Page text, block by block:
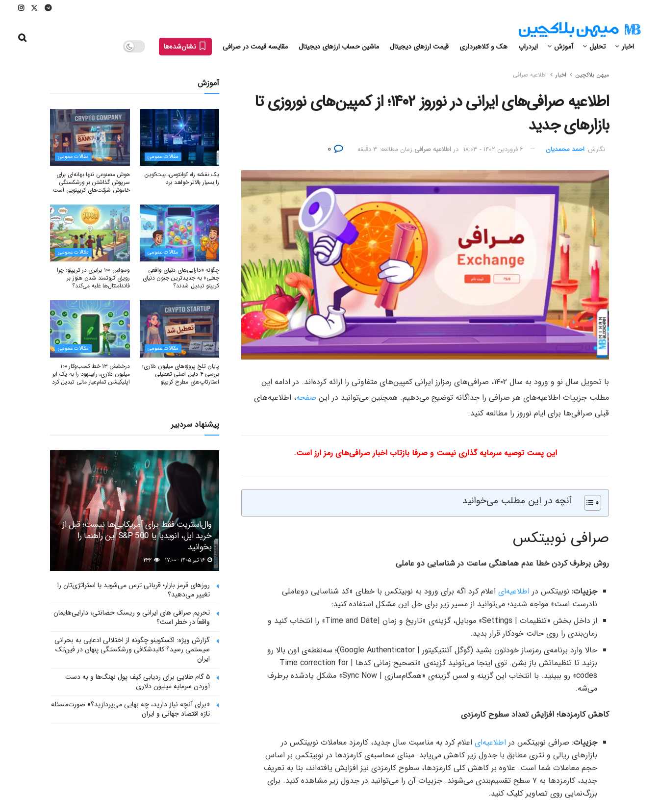
اخبار تحلیل آموزش ایردراپ هک و کلاهبرداری قیمت ارزهای دیجیتال ماشین حساب ارزهای دیجیتال مقایسه قیمت در صرافی نشان‌شده‌ها
میهن بلاکچین اخبار اطلاعیه صرافی
اطلاعیه صرافی‌های ایرانی در نوروز ۱۴۰۲؛ از کمپین‌های نوروزی تا
بازارهای جدید
نگارش:‌ احمد محمدیان ۶ فروردین ۱۴۰۲ - ۱۸:۰۳ در اطلاعیه صرافی زمان مطالعه: ۳ دقیقه
با تحویل سال نو و ورود به سال ۱۴۰۲، صرافی‌های رمزارز ایرانی کمپین‌های متفاوتی را ارائه کرده‌اند. در ادامه این
مطلب جزییات اطلاعیه‌های هر صرافی را جداگانه توضیح می‌دهیم. همچنین می‌توانید در این صفحه، اطلاعیه‌های
قبلی صرافی‌ها برای ایام نوروز را مطالعه کنید.
این پست توصیه سرمایه گذاری نیست و صرفا بازتاب اخبار صرافی‌های رمز ارز است.
آنچه در این مطلب می‌خوانید
صرافی نوبیتکس
روش برطرف کردن خطا عدم هماهنگی ساعت در شناسایی دو عاملی
جزییات: نوبیتکس در اطلاعیه‌ای اعلام کرد اگه برای ورود به نوبیتکس با خطای «کد شناسایی دوعاملی
نادرست است» مواجه شدید؛ می‌توانید از مسیر زیر برای حل این مشکل استفاده کنید:
از داخل بخش «تنظیمات |‌ Settings» موبایل، گزینه‌ی «تاریخ و زمان |‌‌Time and Date» را انتخاب کنید و
زمان‌بندی را روی حالت خودکار قرار بدید.
حالا وارد برنامه‌ی رمزساز خودتون بشید‌ (گوگل آتنتیکیتور | Google Authenticator)؛ سه‌‌نقطه‌ی اون بالا رو
بزنید تا تنظیماتش باز بشن. توی اینجا می‌تونید گزینه‌ی «تصحیح زمانی کدها | Time correction for
codes» رو ببینید. با انتخاب این گزینه و لمس گزینه‌ی «همگام‌سازی | Sync Now» مشکل یادشده برطرف
می‌شه.
کاهش کارمزدها؛ افزایش تعداد سطوح کارمزدی
جزییات: صرافی نوبیتکس در اطلاعیه‌ای اعلام کرد به مناسبت سال جدید، کارمزد معاملات نوبیتکس در
بازارهای ریالی و تتری مطابق با جدول زیر کاهش می‌یابد. مبنای محاسبه‌ی کارمزدها در نوبیتکس بر اساس
حجم معاملات شما است. علاوه بر کاهش‌ کلی کارمزدها، سطوح کارمزدی نیز افزایش یافته‌اند، بنا به تعریف
جدید، کارمزدها به ۷ سطح تقسیم‌بندی می‌شوند. جزییات آن را می‌توانید در جدول زیر مشاهده کنید. برای
بزرگ‌نمایی روی تصاویر کلیک کنید.
آموزش
مقالات عمومی
یک نقشه راه کوانتومی، بیت‌کوین
را بسیار بالاتر خواهد برد
مقالات عمومی
هوش مصنوعی تنها بهانه‌ای برای
سرپوش گذاشتن بر ورشکستگی
خاموش شرکت‌های کریپتویی است
مقالات عمومی
چگونه «دارایی‌های دنیای واقعیِ
جعلی» به جدیدترین جنون دنیای
کریپتو تبدیل شدند؟
مقالات عمومی
وسواس ۱۰۰ برابری در کریپتو: چرا
رویای ثروتمند شدن هنوز بر
فاندامنتال‌ها غلبه می‌کند؟
مقالات عمومی
پایان تلخ پروژه‌های میلیون دلاری؛
بررسی ۴ دلیل اصلی تعطیلی
استارتاپ‌های مطرح کریپتو
مقالات عمومی
درخشش ۱۳ خط کسب‌وکار ۱۰۰
میلیون دلاری، رابینهود را به یک ابر
اپلیکیشن تمام‌عیار مالی تبدیل کرد
پیشنهاد سردبیر
وال‌استریت فقط برای آمریکایی‌ها نیست؛ قبل از
خرید اپل، انویدیا یا S&P 500 این راهنما را
بخوانید
روزهای قرمز بازار؛ قربانی ترس می‌شوید یا استراتژی‌تان را
تغییر می‌دهید؟
تحریم صرافی های ایرانی و ریسک حضانتی؛ دارایی‌هایمان
واقعاً در خطر است؟
گزارش ویژه: اکسکوینو چگونه از اختلالی ادعایی به بحرانی
سیستمی رسید؟ کالبدشکافی ورشکستگی پنهان در فین‌تک
ایران
۵ گام طلایی برای ردیابی کیف پول‌ نهنگ‌ها و به دست
آوردن سرمایه میلیون دلاری
«برای آنچه نیاز دارید، چه بهایی می‌پردازید؟» صورت‌مسئله
تازه اقتصاد جهانی و ایران